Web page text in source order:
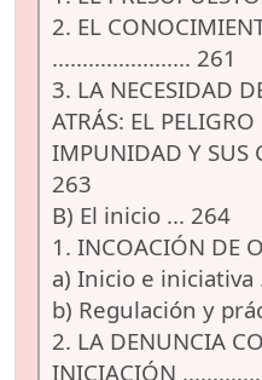
2. EL
....................... 261
3. LA NECESIDAD
ATRÁS: EL
IMPUNIDAD Y SUS
263
B) El inicio ... 264
1. INCOACIÓN DE
a) Inicio e iniciativa
b) Regulación y
2. LA DENUNCIA
INICIACIÓN